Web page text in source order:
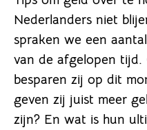
Nederlanders niet
spraken we een
van de afgelopen
besparen zij op dit
geven zij juist meer
zijn? En wat is hun